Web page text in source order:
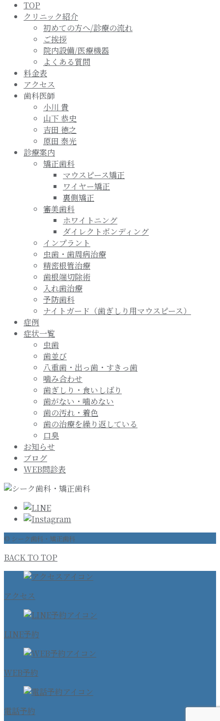
TOP
クリニック紹介
初めての方へ/診療の流れ
ご挨拶
院内設備/医療機器
よくある質問
料金表
アクセス
歯科医師
小川 貴
山下 恭史
吉田 徳之
原田 泰光
診療案内
矯正歯科
マウスピース矯正
ワイヤー矯正
裏側矯正
審美歯科
ホワイトニング
ダイレクトボンディング
インプラント
虫歯・歯周病治療
精密根管治療
歯根端切除術
入れ歯治療
予防歯科
ナイトガード（歯ぎしり用マウスピース）
症例
症状一覧
虫歯
歯並び
八重歯・出っ歯・すきっ歯
噛み合わせ
歯ぎしり・食いしばり
歯がない・噛めない
歯の汚れ・着色
歯の治療を繰り返している
口臭
お知らせ
ブログ
WEB問診表
© シーク歯科・矯正歯科
BACK TO TOP
アクセス
LINE予約
WEB予約
電話予約